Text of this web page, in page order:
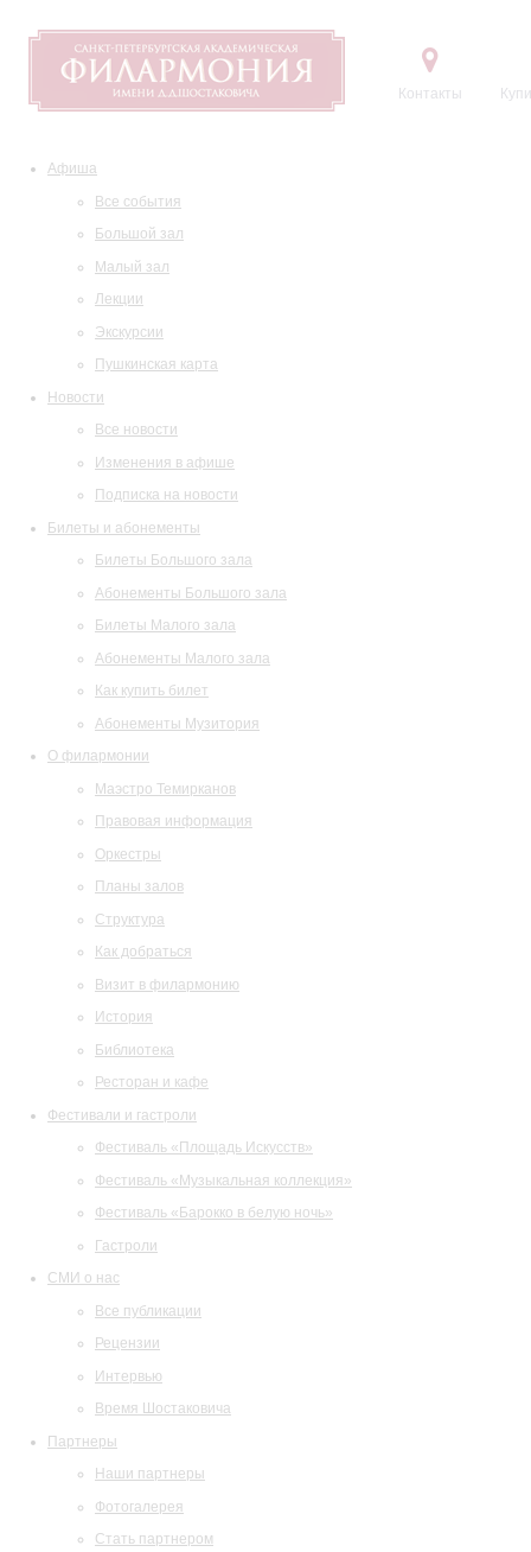
Контакты
Афиша
Все события
Большой зал
Малый зал
Лекции
Экскурсии
Пушкинская карта
Новости
Все новости
Изменения в афише
Подписка на новости
Билеты и абонементы
Билеты Большого зала
Абонементы Большого зала
Билеты Малого зала
Абонементы Малого зала
Как купить билет
Абонементы Музитория
О филармонии
Маэстро Темирканов
Правовая информация
Оркестры
Планы залов
Структура
Как добраться
Визит в филармонию
История
Библиотека
Ресторан и кафе
Фестивали и гастроли
Фестиваль «Площадь Искусств»
Фестиваль «Музыкальная коллекция»
Фестиваль «Барокко в белую ночь»
Гастроли
СМИ о нас
Все публикации
Рецензии
Интервью
Время Шостаковича
Партнеры
Наши партнеры
Фотогалерея
Стать партнером